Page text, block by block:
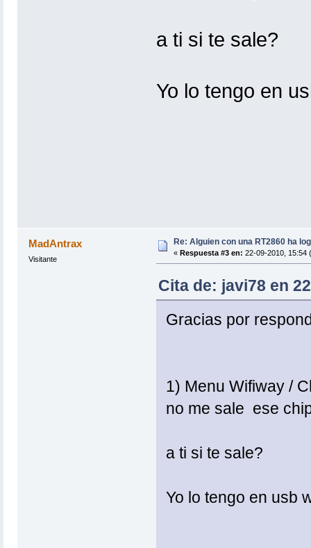
a ti si te sale?
Yo lo tengo en
MadAntrax
Visitante
Re: Alguien con una RT2860 ha
« Respuesta #3 en: 22-09-2010, 15:54
Cita de: javi78 en
Gracias por
1) Menu Wifiway /
no me sale ese
a ti si te sale?
Yo lo tengo en usb